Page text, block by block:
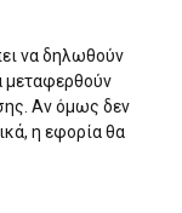
να δηλωθούν
μεταφερθούν
Αν όμως δεν
η εφορία θα